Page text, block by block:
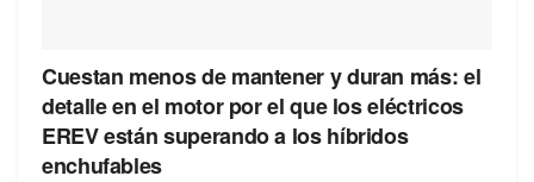
Cuestan menos de mantener y duran más: el
detalle en el motor por el que los eléctricos
EREV están superando a los híbridos
enchufables